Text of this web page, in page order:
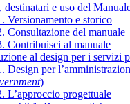
destinatari e uso del
Versionamento e storico
Consultazione del manuale
Contribuisci al manuale
al design per i servizi
Design per
)
L’approccio progettuale